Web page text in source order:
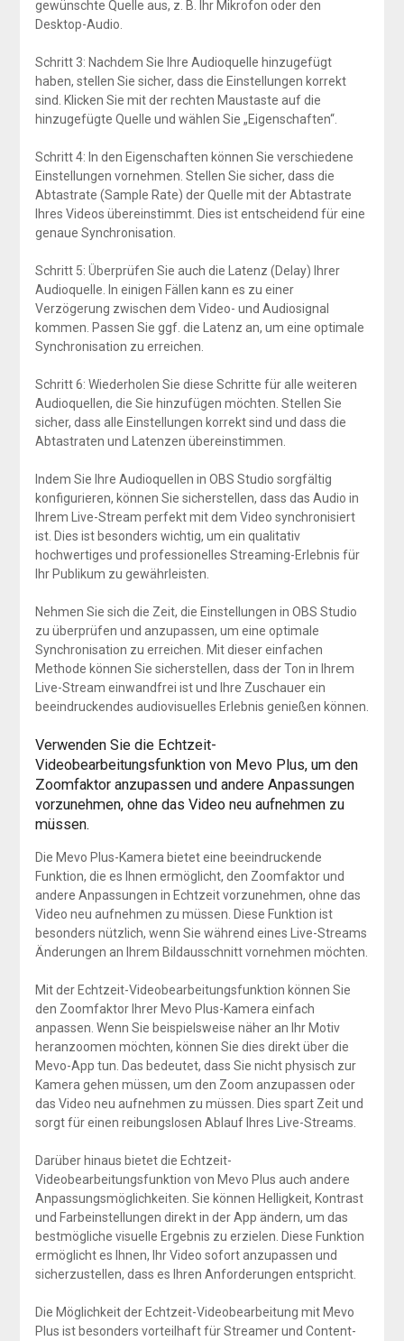
gewünschte Quelle aus, z. B. Ihr Mikrofon oder den
Desktop-Audio.
Schritt 3: Nachdem Sie Ihre Audioquelle hinzugefügt
haben, stellen Sie sicher, dass die Einstellungen korrekt
sind. Klicken Sie mit der rechten Maustaste auf die
hinzugefügte Quelle und wählen Sie „Eigenschaften“.
Schritt 4: In den Eigenschaften können Sie verschiedene
Einstellungen vornehmen. Stellen Sie sicher, dass die
Abtastrate (Sample Rate) der Quelle mit der Abtastrate
Ihres Videos übereinstimmt. Dies ist entscheidend für eine
genaue Synchronisation.
Schritt 5: Überprüfen Sie auch die Latenz (Delay) Ihrer
Audioquelle. In einigen Fällen kann es zu einer
Verzögerung zwischen dem Video- und Audiosignal
kommen. Passen Sie ggf. die Latenz an, um eine optimale
Synchronisation zu erreichen.
Schritt 6: Wiederholen Sie diese Schritte für alle weiteren
Audioquellen, die Sie hinzufügen möchten. Stellen Sie
sicher, dass alle Einstellungen korrekt sind und dass die
Abtastraten und Latenzen übereinstimmen.
Indem Sie Ihre Audioquellen in OBS Studio sorgfältig
konfigurieren, können Sie sicherstellen, dass das Audio in
Ihrem Live-Stream perfekt mit dem Video synchronisiert
ist. Dies ist besonders wichtig, um ein qualitativ
hochwertiges und professionelles Streaming-Erlebnis für
Ihr Publikum zu gewährleisten.
Nehmen Sie sich die Zeit, die Einstellungen in OBS Studio
zu überprüfen und anzupassen, um eine optimale
Synchronisation zu erreichen. Mit dieser einfachen
Methode können Sie sicherstellen, dass der Ton in Ihrem
Live-Stream einwandfrei ist und Ihre Zuschauer ein
beeindruckendes audiovisuelles Erlebnis genießen können.
Verwenden Sie die Echtzeit-
Videobearbeitungsfunktion von Mevo Plus, um den
Zoomfaktor anzupassen und andere Anpassungen
vorzunehmen, ohne das Video neu aufnehmen zu
müssen.
Die Mevo Plus-Kamera bietet eine beeindruckende
Funktion, die es Ihnen ermöglicht, den Zoomfaktor und
andere Anpassungen in Echtzeit vorzunehmen, ohne das
Video neu aufnehmen zu müssen. Diese Funktion ist
besonders nützlich, wenn Sie während eines Live-Streams
Änderungen an Ihrem Bildausschnitt vornehmen möchten.
Mit der Echtzeit-Videobearbeitungsfunktion können Sie
den Zoomfaktor Ihrer Mevo Plus-Kamera einfach
anpassen. Wenn Sie beispielsweise näher an Ihr Motiv
heranzoomen möchten, können Sie dies direkt über die
Mevo-App tun. Das bedeutet, dass Sie nicht physisch zur
Kamera gehen müssen, um den Zoom anzupassen oder
das Video neu aufnehmen zu müssen. Dies spart Zeit und
sorgt für einen reibungslosen Ablauf Ihres Live-Streams.
Darüber hinaus bietet die Echtzeit-
Videobearbeitungsfunktion von Mevo Plus auch andere
Anpassungsmöglichkeiten. Sie können Helligkeit, Kontrast
und Farbeinstellungen direkt in der App ändern, um das
bestmögliche visuelle Ergebnis zu erzielen. Diese Funktion
ermöglicht es Ihnen, Ihr Video sofort anzupassen und
sicherzustellen, dass es Ihren Anforderungen entspricht.
Die Möglichkeit der Echtzeit-Videobearbeitung mit Mevo
Plus ist besonders vorteilhaft für Streamer und Content-